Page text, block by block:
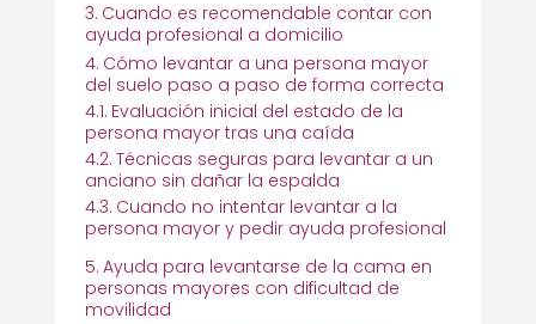
Cuando es recomendable contar con
ayuda profesional a domicilio
Cómo levantar a una persona mayor
del suelo paso a paso de forma correcta
Evaluación inicial del estado de la
persona mayor tras una caída
Técnicas seguras para levantar a un
anciano sin dañar la espalda
Cuando no intentar levantar a la
persona mayor y pedir ayuda profesional
Ayuda para levantarse de la cama en
personas mayores con dificultad de
movilidad